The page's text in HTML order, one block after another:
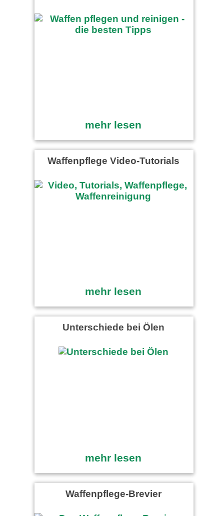
mehr lesen
Waffenpflege Video-Tutorials
mehr lesen
Unterschiede bei Ölen
mehr lesen
Waffenpflege-Brevier